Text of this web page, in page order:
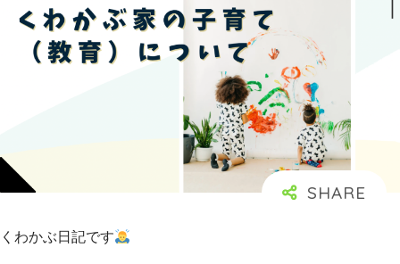
くわかぶ日記です